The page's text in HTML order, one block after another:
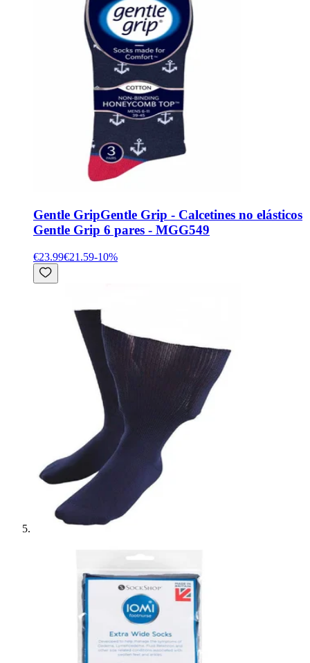
Gentle GripGentle Grip - Calcetines no elásticos
Gentle Grip 6 pares - MGG549
€23.99€21.59-10%